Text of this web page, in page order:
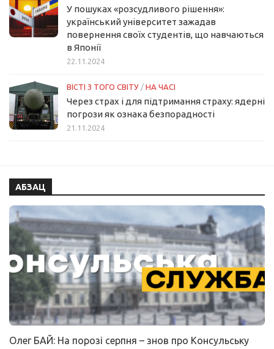
У пошуках «розсудливого рішення»:
український університет зажадав
повернення своїх студентів, що навчаються
в Японії
22.11.2024
ВІСТІ З ТОГО СВІТУ / НА ЧАСІ
Через страх і для підтримання страху: ядерні
погрози як ознака безпорадності
21.11.2024
АБЗАЦ
Олег БАЙ: На порозі серпня – знов про Консульську